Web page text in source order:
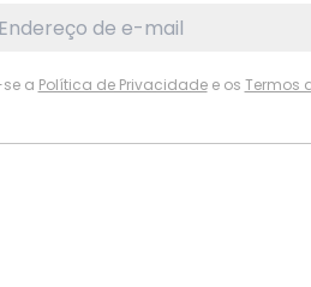
a Política de Privacidadee os Termos